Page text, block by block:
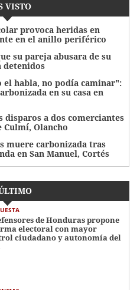
VISTO
provoca heridas en
en el anillo periférico
su pareja abusara de su
detenidos
el habla, no podía caminar":
en su casa en
disparos a dos comerciantes
Culmí, Olancho
muere carbonizada tras
en San Manuel, Cortés
de Honduras propone
electoral con mayor
ciudadano y autonomía del